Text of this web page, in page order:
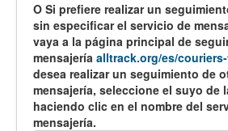
O Si prefiere realizar un
sin especificar el servicio de
vaya a la página principal de
mensajería alltrack.org/es/
desea realizar un seguimiento de
mensajería, seleccione el suyo de
haciendo clic en el nombre del
mensajería.